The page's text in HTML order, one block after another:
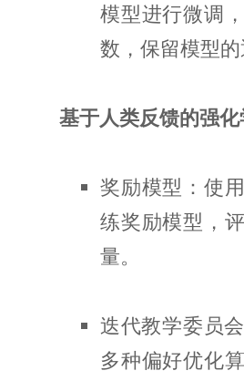
模型进行微调
数，保留模型的
基于人类反馈的强化
奖励模型：使
练奖励模型，
量。
迭代教学委员会
多种偏好优化